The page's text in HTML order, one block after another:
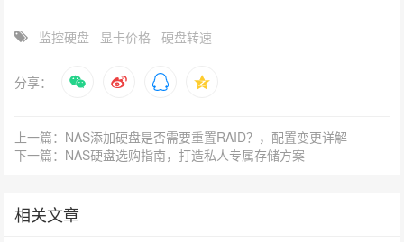
监控硬盘 显卡价格 硬盘转速
分享：
上一篇：NAS添加硬盘是否需要重置RAID？，配置变更详解
下一篇：NAS硬盘选购指南，打造私人专属存储方案
相关文章